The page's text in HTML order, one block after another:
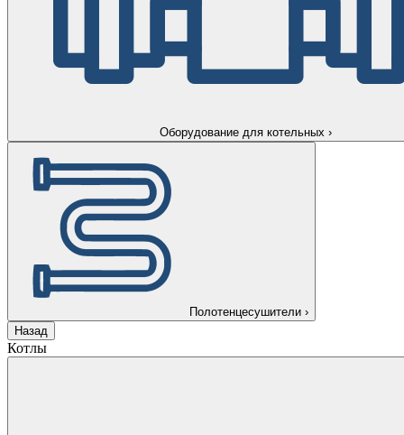
Оборудование для котельных ›
Полотенцесушители ›
Назад
Котлы